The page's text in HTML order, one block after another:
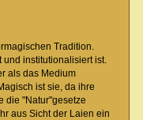
Tradition.
und institutionalisiert ist.
als das Medium
ist sie, da ihre
die "Natur"gesetze
aus Sicht der Laien ein